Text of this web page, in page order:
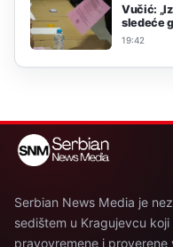
Vučić:
sledeće
19:42
Serbian News Media je
sedištem u Kragujevcu
pravovremene i